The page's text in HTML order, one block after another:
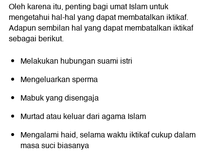
Oleh karena itu, penting bagi umat Islam untuk
mengetahui hal-hal yang dapat membatalkan iktikaf.
Adapun sembilan hal yang dapat membatalkan iktikaf
sebagai berikut.
Melakukan hubungan suami istri
Mengeluarkan sperma
Mabuk yang disengaja
Murtad atau keluar dari agama Islam
Mengalami haid, selama waktu iktikaf cukup dalam
masa suci biasanya